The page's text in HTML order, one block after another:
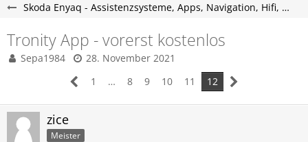
Skoda Enyaq - Assistenzsysteme, Apps, Navigation, Hifi, Telefon, Multimedia.
Tronity App - vorerst kostenlos
Sepa1984
28. November 2021
1
… 8 9 10 11 12
zice
Meister